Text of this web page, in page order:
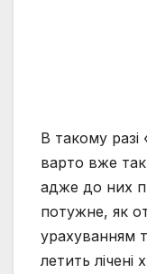
В такому разі
варто вже
адже до них
потужне, як
урахуванням
летить лічені